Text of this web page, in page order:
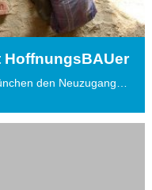
HoffnungsBAUer
den Neuzugang…